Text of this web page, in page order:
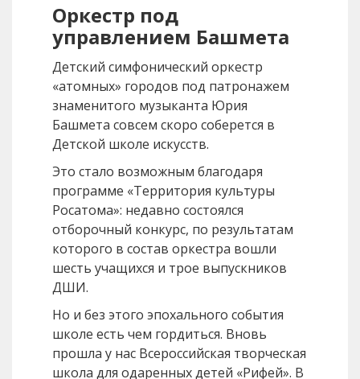
Оркестр под
управлением Башмета
Детский симфонический оркестр
«атомных» городов под патронажем
знаменитого музыканта Юрия
Башмета совсем скоро соберется в
Детской школе искусств.
Это стало возможным благодаря
программе «Территория культуры
Росатома»: недавно состоялся
отборочный конкурс, по результатам
которого в состав оркестра вошли
шесть учащихся и трое выпускников
ДШИ.
Но и без этого эпохального события
школе есть чем гордиться. Вновь
прошла у нас Всероссийская творческая
школа для одаренных детей «Рифей». В